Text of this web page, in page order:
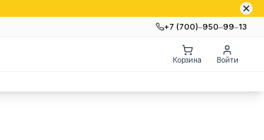
+7 (700)‒950‒99‒13
Корзина Войти